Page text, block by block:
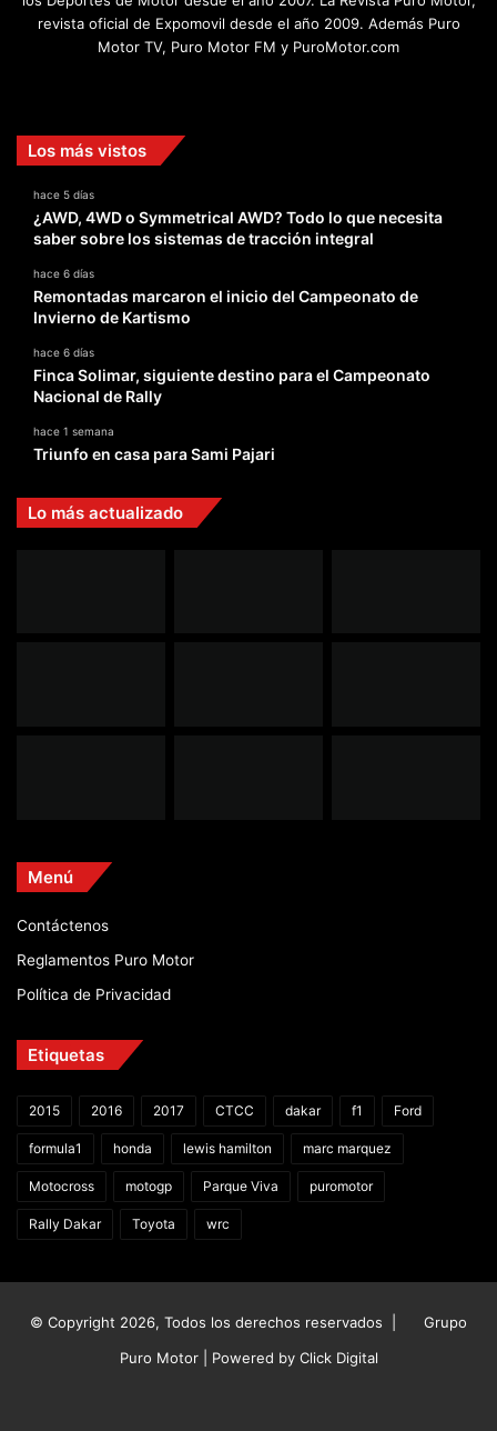
revista oficial de Expomovil desde el año 2009. Además Puro
Motor TV, Puro Motor FM y PuroMotor.com
Los más vistos
hace 5 días
¿AWD, 4WD o Symmetrical AWD? Todo lo que necesita
saber sobre los sistemas de tracción integral
hace 6 días
Remontadas marcaron el inicio del Campeonato de
Invierno de Kartismo
hace 6 días
Finca Solimar, siguiente destino para el Campeonato
Nacional de Rally
hace 1 semana
Triunfo en casa para Sami Pajari
Lo más actualizado
Menú
Contáctenos
Reglamentos Puro Motor
Política de Privacidad
Etiquetas
2015 2016 2017 CTCC dakar f1 Ford
formula1 honda lewis hamilton marc marquez
Motocross motogp Parque Viva puromotor
Rally Dakar Toyota wrc
© Copyright 2026, Todos los derechos reservados |
Grupo
Puro Motor | Powered by Click Digital